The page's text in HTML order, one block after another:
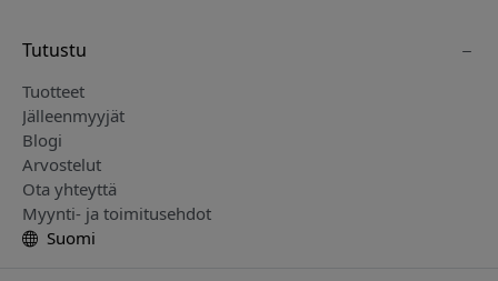
Tutustu
Tuotteet
Jälleenmyyjät
Blogi
Arvostelut
Ota yhteyttä
Myynti- ja toimitusehdot
Suomi